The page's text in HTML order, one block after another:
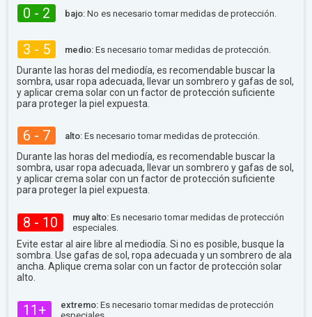
0 - 2 bajo: No es necesario tomar medidas de protección.
3 - 5 medio: Es necesario tomar medidas de protección.
Durante las horas del mediodía, es recomendable buscar la
sombra, usar ropa adecuada, llevar un sombrero y gafas de sol,
y aplicar crema solar con un factor de protección suficiente
para proteger la piel expuesta.
6 - 7 alto: Es necesario tomar medidas de protección.
Durante las horas del mediodía, es recomendable buscar la
sombra, usar ropa adecuada, llevar un sombrero y gafas de sol,
y aplicar crema solar con un factor de protección suficiente
para proteger la piel expuesta.
8 - 10 muy alto: Es necesario tomar medidas de protección
especiales.
Evite estar al aire libre al mediodía. Si no es posible, busque la
sombra. Use gafas de sol, ropa adecuada y un sombrero de ala
ancha. Aplique crema solar con un factor de protección solar
alto.
11+ extremo: Es necesario tomar medidas de protección